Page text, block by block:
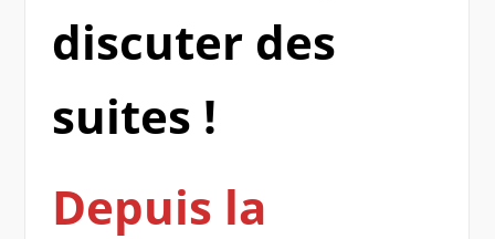
discuter des
suites !
Depuis la